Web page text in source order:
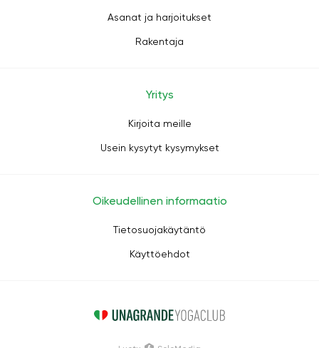
Asanat ja harjoitukset
Rakentaja
Yritys
Kirjoita meille
Usein kysytyt kysymykset
Oikeudellinen informaatio
Tietosuojakäytäntö
Käyttöehdot